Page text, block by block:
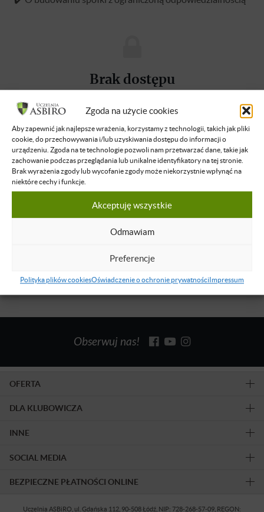
Zgoda na użycie cookies
Aby zapewnić jak najlepsze wrażenia, korzystamy z technologii, takich jak pliki
cookie, do przechowywania i/lub uzyskiwania dostępu do informacji o
urządzeniu. Zgoda na te technologie pozwoli nam przetwarzać dane, takie jak
zachowanie podczas przeglądania lub unikalne identyfikatory na tej stronie.
Brak wyrażenia zgody lub wycofanie zgody może niekorzystnie wpłynąć na
niektóre cechy i funkcje.
Akceptuję wszystkie
Odmawiam
Preferencje
Polityka plików cookiesOświadczenie o ochronie prywatnościImpressum
Brak dostępu
Zaloguj się
O WYKŁADOWCY
Tomasz Łuczak
Prezes Zarządu, Trener, Szkoleniowiec,
Coach
Obserwuj nas!
OFERTA
DLA KLUBOWICZA
INNE
SOCIAL MEDIA
BEZPIECZNE PŁATNOŚCI ONLINE
Uczelnia ASBiRO, ul. Gdańska 112, 90-508 Łódź, NIP: 728-268-57-09, REGON: